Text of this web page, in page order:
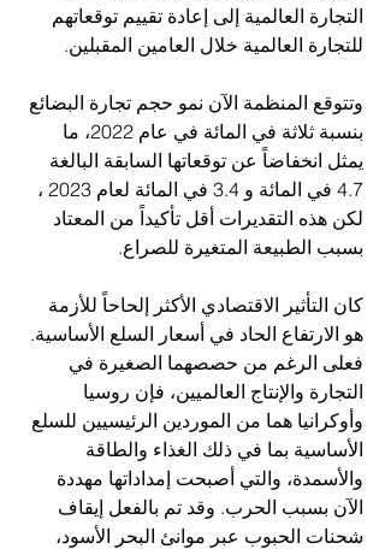
التجارة العالمية إلى إعادة تقييم توقعاتهم
للتجارة العالمية خلال العامين المقبلين.
وتتوقع المنظمة الآن نمو حجم تجارة البضائع
بنسبة ثلاثة في المائة في عام 2022، ما
يمثل انخفاضاً عن توقعاتها السابقة البالغة
4.7 في المائة و 3.4 في المائة لعام 2023 ،
لكن هذه التقديرات أقل تأكيداً من المعتاد
بسبب الطبيعة المتغيرة للصراع.
كان التأثير الاقتصادي الأكثر إلحاحاً للأزمة
هو الارتفاع الحاد في أسعار السلع الأساسية.
فعلى الرغم من حصصهما الصغيرة في
التجارة والإنتاج العالميين، فإن روسيا
وأوكرانيا هما من الموردين الرئيسيين للسلع
الأساسية بما في ذلك الغذاء والطاقة
والأسمدة، والتي أصبحت إمداداتها مهددة
الآن بسبب الحرب. وقد تم بالفعل إيقاف
شحنات الحبوب عبر موانئ البحر الأسود،